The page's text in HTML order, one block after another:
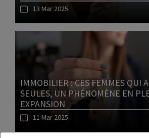
13 Mar 2025
IMMOBILIER : CES FEMMES QUI
SEULES, UN PHÉNOMÈNE EN
EXPANSION
11 Mar 2025